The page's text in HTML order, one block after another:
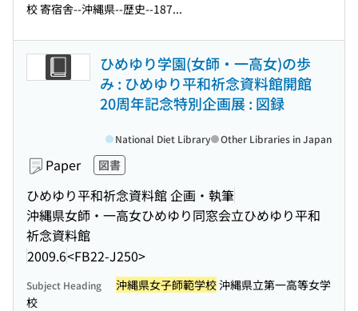
校 寄宿舎--沖縄県--歴史--187...
ひめゆり学園(女師・一高女)の歩
み : ひめゆり平和祈念資料館開館
20周年記念特別企画展 : 図録
Paper 図書
ひめゆり平和祈念資料館 企画・執筆
沖縄県女師・一高女ひめゆり同窓会立ひめゆり平和
祈念資料館
2009.6<FB22-J250>
National Diet Library Other Libraries in Japan
Subject Heading 沖縄県女子師範学校沖縄県立第一高等女学
校